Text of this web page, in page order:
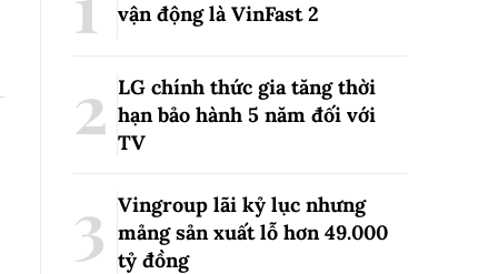
vận động là VinFast2
LG chính thức gia tăng thời
hạn bảo hành 5 năm đối với
TV
Vingroup lãi kỷ lục nhưng
mảng sản xuất lỗ hơn 49.000
tỷ đồng